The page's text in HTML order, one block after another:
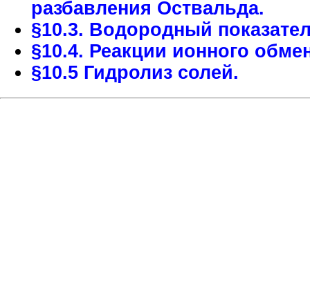
разбавления Оствальда.
§10.3. Водородный
§10.4. Реакции ионного
§10.5 Гидролиз солей.